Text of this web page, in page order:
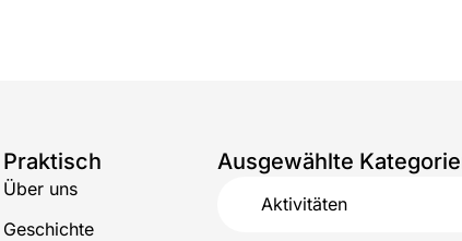
Praktisch
Über uns
Geschichte
Ausgewählte
Aktivitäten